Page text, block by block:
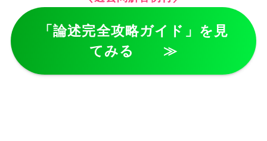
「論述完全攻略ガイド」 を見
てみる ≫